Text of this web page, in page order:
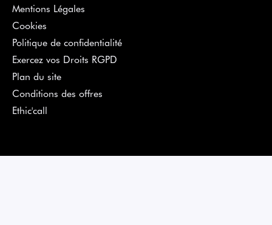
Mentions Légales
Cookies
Politique de confidentialité
Exercez vos Droits RGPD
Plan du site
Conditions des offres
Ethic'call